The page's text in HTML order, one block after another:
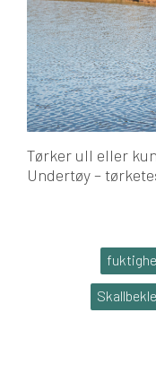
Tørker ull eller
Undertøy –